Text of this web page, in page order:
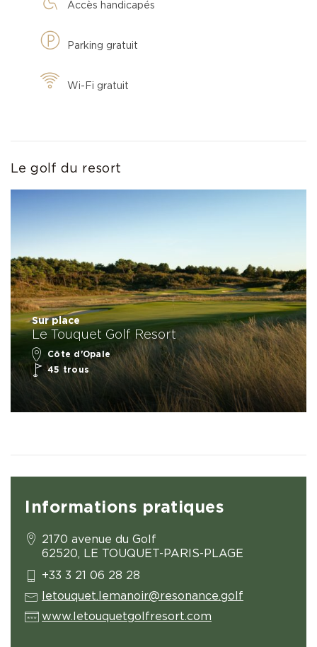
Accès handicapés
Parking gratuit
Wi-Fi gratuit
Le golf du resort
Sur place
Le Touquet Golf Resort
Côte d'Opale
45 trous
Informations pratiques
2170 avenue du Golf
62520, LE TOUQUET-PARIS-PLAGE
+33 3 21 06 28 28
letouquet.lemanoir@resonance.golf
www.letouquetgolfresort.com